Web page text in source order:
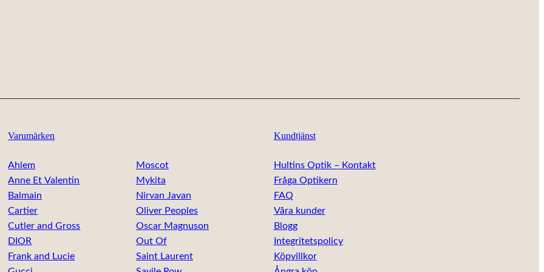
Varumärken
Ahlem
Anne Et Valentin
Balmain
Cartier
Cutler and Gross
DIOR
Frank and Lucie
Moscot
Mykita
Nirvan Javan
Oliver Peoples
Oscar Magnuson
Out Of
Saint Laurent
Kundtjänst
Hultins Optik – Kontakt
Fråga Optikern
FAQ
Våra kunder
Blogg
Integritetspolicy
Köpvillkor